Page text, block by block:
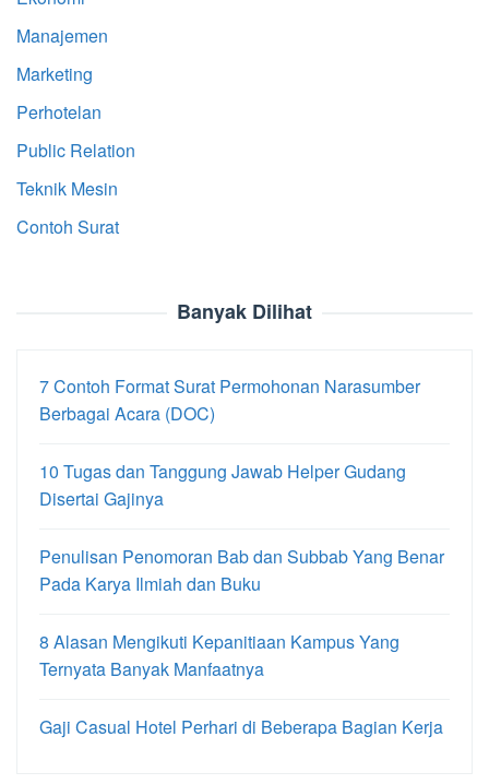
Manajemen
Marketing
Perhotelan
Public Relation
Teknik Mesin
Contoh Surat
Banyak Dilihat
7 Contoh Format Surat Permohonan Narasumber
Berbagai Acara (DOC)
10 Tugas dan Tanggung Jawab Helper Gudang
Disertai Gajinya
Penulisan Penomoran Bab dan Subbab Yang Benar
Pada Karya Ilmiah dan Buku
8 Alasan Mengikuti Kepanitiaan Kampus Yang
Ternyata Banyak Manfaatnya
Gaji Casual Hotel Perhari di Beberapa Bagian Kerja